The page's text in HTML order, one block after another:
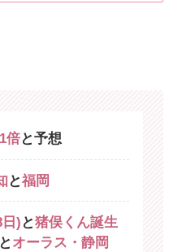
倍と予想
と福岡
) と猪俣くん誕生
と オーラス・静岡